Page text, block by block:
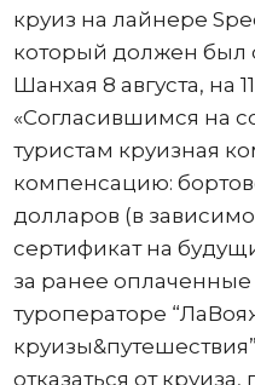
круиз на лайнере
который должен был
Шанхая 8 августа, на
«Согласившимся на
туристам круизная
компенсацию:
долларов (в
сертификат на
за ранее оплаченные
туроператоре
отказаться от